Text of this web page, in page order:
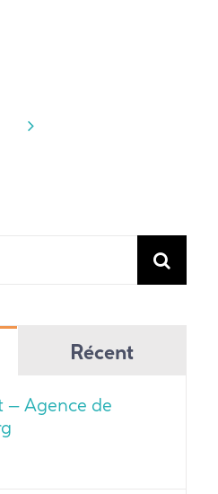
Récent
– Agence de